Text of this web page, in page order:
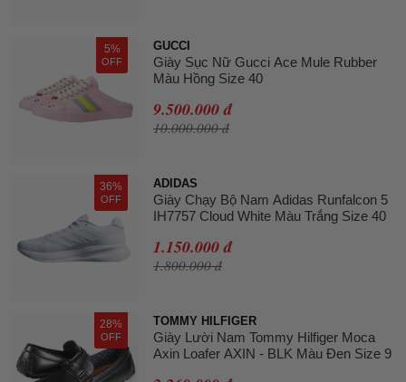
5%
OFF
GUCCI
Giày Sục Nữ Gucci Ace Mule Rubber
Màu Hồng Size 40
9.500.000 đ
10.000.000 đ
36%
OFF
ADIDAS
Giày Chạy Bộ Nam Adidas Runfalcon 5
IH7757 Cloud White Màu Trắng Size 40
1.150.000 đ
1.800.000 đ
28%
OFF
TOMMY HILFIGER
Giày Lười Nam Tommy Hilfiger Moca
Axin Loafer AXIN - BLK Màu Đen Size 9